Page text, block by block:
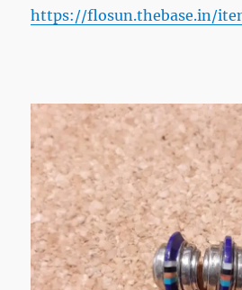
https://flosun.thebase.in/